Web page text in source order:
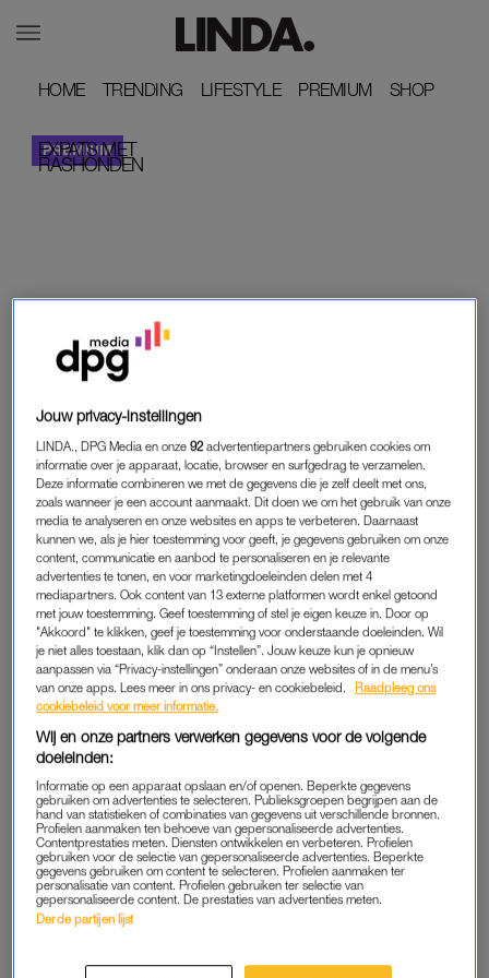
HOME
HOME TRENDING
TRENDING LIFESTYLE
LIFESTYLE PREMIUM
PREMIUM SHOP
SHOP
EXPATS MET
RASHONDEN
MONIQUE KLEMANN
PORTRETTEN
Inge zat bij een Tantraclub:
‘Ik ben bijna gescheiden
omdat ik door die club
geloofde dat de energie met
mijn man niet meer matchte’
PERSOONLIJK VERHAAL
Dominique (56): ‘Al voor
onze eerste kus had ik
erotische fantasieën over de
minderjarige Tom’
ADVERTORIAL
Amaya zat vast op Madeira
door noodweer: 'We zaten
op de grond tussen
honderden gestrande
reizigers'
DUBBELINTERVIEW
Roeland & Loes:
aanrader, het maakt je als
koppel sterker’
INTERVIEW
Delilah Warcup-van Eyck:
‘Als ik niet weet wat ik moet
aantrekken, ga ik voor een
wit overhemd en loafers’
INTERVIEW
Marlijn Weerdenburg: ‘Lekker
met elkaar kneuteren op een
camping, dat is toch
eigenlijk het hoogst
haalbare’
Zin om te bingen? Déze
Horecaondernemer Kim Vink
Jouw privacy-instellingen
LINDA., DPG Media en onze92 advertentiepartners gebruiken cookies om
informatie over je apparaat, locatie, browser en surfgedrag te verzamelen.
Deze informatie combineren we met de gegevens die je zelf deelt met ons,
zoals wanneer je een account aanmaakt. Dit doen we om het gebruik van onze
media te analyseren en onze websites en apps te verbeteren. Daarnaast
kunnen we, als je hier toestemming voor geeft, je gegevens gebruiken om onze
content, communicatie en aanbod te personaliseren en je relevante
advertenties te tonen, en voor marketingdoeleinden delen met 4
mediapartners. Ook content van 13 externe platformen wordt enkel getoond
met jouw toestemming. Geef toestemming of stel je eigen keuze in. Door op
"Akkoord" te klikken, geef je toestemming voor onderstaande doeleinden. Wil
je niet alles toestaan, klik dan op “Instellen”. Jouw keuze kun je opnieuw
aanpassen via “Privacy-instellingen” onderaan onze websites of in de menu’s
van onze apps. Lees meer in ons privacy- en cookiebeleid.
Raadpleeg ons
cookiebeleid voor meer informatie.
Wij en onze partners verwerken gegevens voor de volgende
doeleinden:
Informatie op een apparaat opslaan en/of openen. Beperkte gegevens
gebruiken om advertenties te selecteren. Publieksgroepen begrijpen aan de
hand van statistieken of combinaties van gegevens uit verschillende bronnen.
Profielen aanmaken ten behoeve van gepersonaliseerde advertenties.
Contentprestaties meten. Diensten ontwikkelen en verbeteren. Profielen
gebruiken voor de selectie van gepersonaliseerde advertenties. Beperkte
gegevens gebruiken om content te selecteren. Profielen aanmaken ter
personalisatie van content. Profielen gebruiken ter selectie van
gepersonaliseerde content. De prestaties van advertenties meten.
Derde partijen lijst